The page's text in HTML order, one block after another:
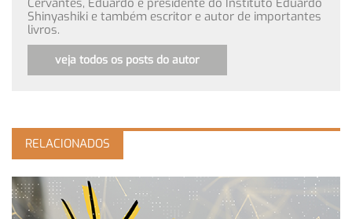
Shinyashiki e também escritor e autor de importantes
livros.
veja todos os posts do autor
RELACIONADOS